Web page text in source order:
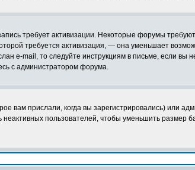
требует активизации. Некоторые форумы
требуется активизация, — она уменьшает
e-mail, то следуйте инструкциям в письме, если вы
с администратором форума.
вам прислали, когда вы зарегистрировались) или
пользователей, чтобы уменьшить размер